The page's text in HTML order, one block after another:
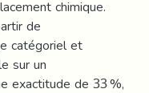
chimique.
de
catégoriel et
sur un
exactitude de 33 %,